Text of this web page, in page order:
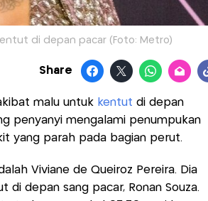
di depan pacar (Foto: Metro)
Share
malu untukkentut di depan
penyanyi mengalami penumpukan
yang parah pada bagian perut.
Viviane de Queiroz Pereira. Dia
depan sang pacar, Ronan Souza.